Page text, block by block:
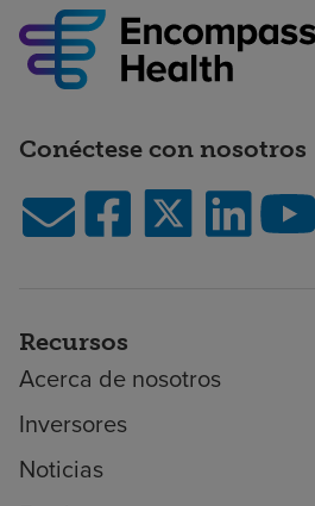
Conéctese con nosotros
Recursos
Acerca de nosotros
Inversores
Noticias